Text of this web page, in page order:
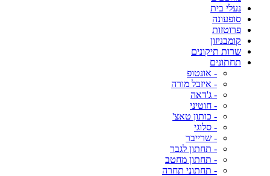
נעלי בית
סופעונה
פרוטזות
קומבניזון
שרות תיקונים
תחתונים
- אונטופ
- איזבל מורה
- ג'דאה
- חוטיני
- כותון טאצ'
- סלוגי
- שרייבר
- תחתון לגבר
- תחתון מחטב
- תחתוני תחרה